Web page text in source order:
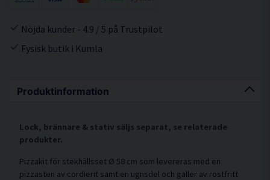
Produktinformation
Lock, brännare & stativ säljs separat, se relaterade
produkter.
Pizzakit för stekhällsset Ø 58 cm som levereras med en
pizzasten av cordierit samt en ugnsdel och galler av rostfritt
Nöjda kunder - 4.9 / 5 på Trustpilot
Fysisk butik i Kumla